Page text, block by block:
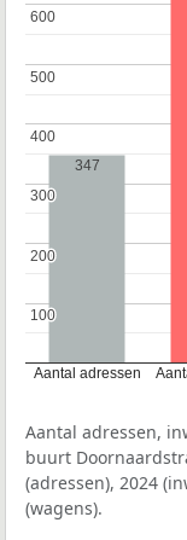
Aantal adressen
100
100
200
200
300
300
400
400
500
500
600
600
347
Aantal adressen,
buurt
(adressen), 2024
(wagens).